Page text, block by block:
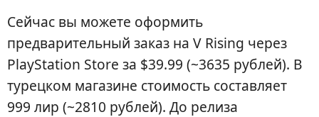
Сейчас вы можете оформить
предварительный заказ на V Rising через
PlayStation Store за $39.99 (~3635 рублей). В
турецком магазине стоимость составляет
999 лир (~2810 рублей). До релиза